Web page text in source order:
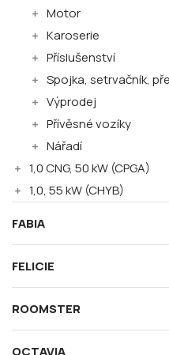
Motor
Karoserie
Příslušenství
Spojka, setrvačník,
Výprodej
Přívěsné vozíky
Nářadí
1,0 CNG, 50 kW (CPGA)
1,0, 55 kW (CHYB)
FABIA
FELICIE
ROOMSTER
OCTAVIA